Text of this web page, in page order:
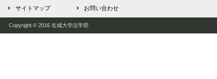
サイトマップ
お問い合わせ
Copyright © 2016 名城大学法学部